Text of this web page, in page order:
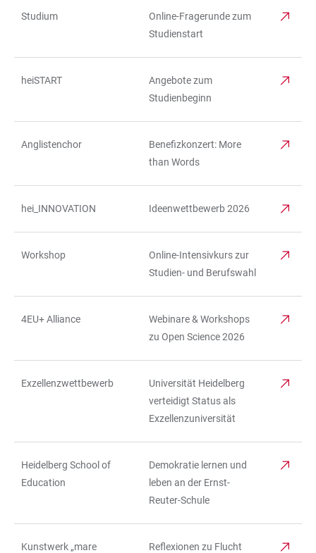
Studium
Online-Fragerunde zum
Studienstart
heiSTART
Angebote zum
Studienbeginn
Anglistenchor
Benefizkonzert: More
than Words
hei_INNOVATION Ideenwettbewerb 2026
Workshop
Online-Intensivkurs zur
Studien- und Berufswahl
4EU+ Alliance
Webinare & Workshops
zu Open Science 2026
Exzellenzwettbewerb
Universität Heidelberg
verteidigt Status als
Exzellenzuniversität
Heidelberg School of
Education
Demokratie lernen und
leben an der Ernst-
Reuter-Schule
Kunstwerk „mare
Reflexionen zu Flucht